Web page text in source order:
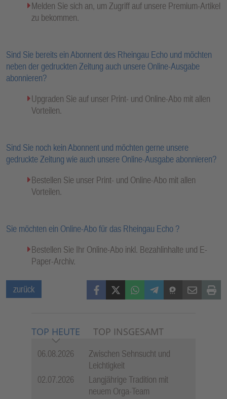
Melden Sie sich an, um Zugriff auf unsere Premium-Artikel
zu bekommen.
Sind Sie bereits ein Abonnent des Rheingau Echo und möchten
neben der gedruckten Zeitung auch unsere Online-Ausgabe
abonnieren?
Upgraden Sie auf unser Print- und Online-Abo mit allen
Vorteilen.
Sind Sie noch kein Abonnent und möchten gerne unsere
gedruckte Zeitung wie auch unsere Online-Ausgabe abonnieren?
Bestellen Sie unser Print- und Online-Abo mit allen
Vorteilen.
Sie möchten ein Online-Abo für das Rheingau Echo ?
Bestellen Sie Ihr Online-Abo inkl. Bezahlinhalte und E-
Paper-Archiv.
zurück FacebookX (Twitter)WhatsAppTelegramThreemaMail Print
TOP HEUTE TOP INSGESAMT
06.08.2026
Zwischen Sehnsucht und
Leichtigkeit
02.07.2026
Langjährige Tradition mit
neuem Orga-Team